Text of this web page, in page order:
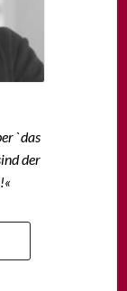
`das
der